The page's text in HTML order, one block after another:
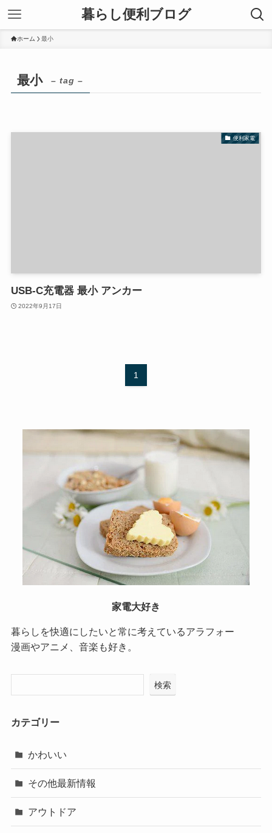
暮らし便利ブログ
ホーム 最小
最小 – tag –
便利家電
USB-C充電器 最小 アンカー
2022年9月17日
1
家電大好き
暮らしを快適にしたいと常に考えているアラフォー
漫画やアニメ、音楽も好き。
検索
カテゴリー
かわいい
その他最新情報
アウトドア